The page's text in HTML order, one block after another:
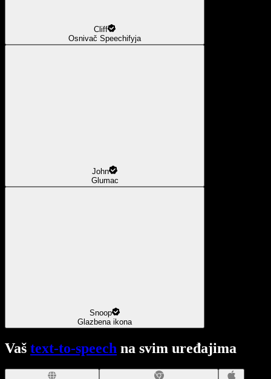
Cliff
Osnivač Speechifyja
John
Glumac
Snoop
Glazbena ikona
Vaš text-to-speech na svim uređajima